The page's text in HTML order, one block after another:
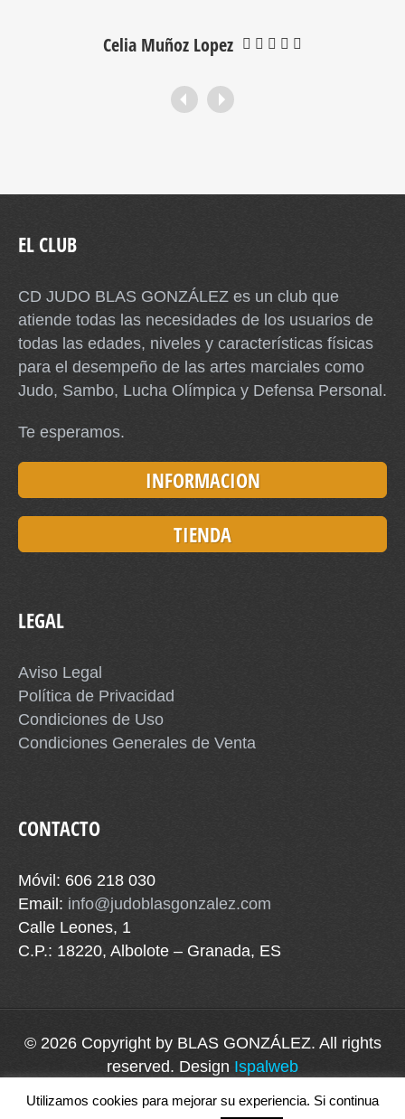
Celia Muñoz Lopez
EL CLUB
CD JUDO BLAS GONZÁLEZ es un club que
atiende todas las necesidades de los usuarios de
todas las edades, niveles y características físicas
para el desempeño de las artes marciales como
Judo, Sambo, Lucha Olímpica y Defensa Personal.
Te esperamos.
INFORMACION
TIENDA
LEGAL
Aviso Legal
Política de Privacidad
Condiciones de Uso
Condiciones Generales de Venta
CONTACTO
Móvil: 606 218 030
Email: info@judoblasgonzalez.com
Calle Leones, 1
C.P.: 18220, Albolote – Granada, ES
© 2026 Copyright by BLAS GONZÁLEZ. All rights
reserved. Design Ispalweb
Utilizamos cookies para mejorar su experiencia. Si continua